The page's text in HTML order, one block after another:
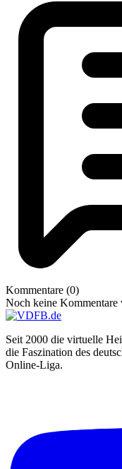
Kommentare (0)
Noch keine Kommentare
Seit 2000 die virtuelle
die Faszination des
Online-Liga.